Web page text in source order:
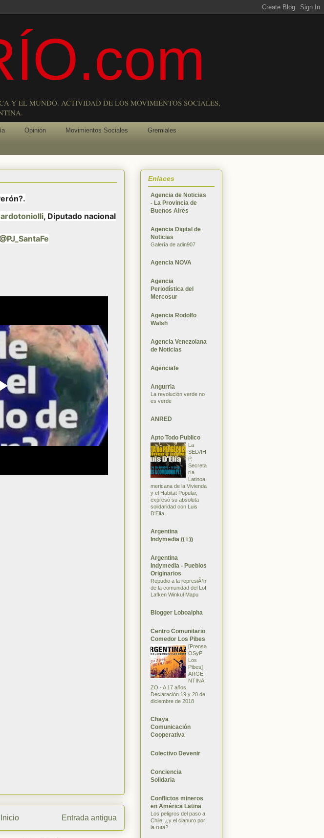
Y EL MUNDO. ACTIVIDAD DE LOS MOVIMIENTOS SOCIALES,
Opinión Movimientos Sociales Gremiales
, Diputado nacional
Entrada antigua
Inicio
Enlaces
Agencia de Noticias
- La Provincia de
Buenos Aires
Agencia Digital de
Noticias
Galería de adin907
Agencia NOVA
Agencia
Periodística del
Mercosur
Agencia Rodolfo
Walsh
Agencia Venezolana
de Noticias
Agenciafe
Angurria
La revolución verde no
es verde
ANRED
Apto Todo Publico
La
SELVIH
P,
Secreta
ría
Latinoa
mericana de la Vivienda
y el Habitat Popular,
expresó su absoluta
solidaridad con Luis
D'Elía
Argentina
Indymedia (( i ))
Argentina
Indymedia - Pueblos
Originarios
Repudio a la represiÃ³n
de la comunidad del Lof
Lafken Winkul Mapu
Blogger Loboalpha
Centro Comunitario
Comedor Los Pibes
[Prensa
OSyP
Los
Pibes]
ARGE
NTINA
ZO - A 17 años,
Declaración 19 y 20 de
diciembre de 2018
Chaya
Comunicación
Cooperativa
Colectivo Devenir
Conciencia
Solidaria
Conflictos mineros
en América Latina
Los peligros del paso a
Chile: ¿y el cianuro por
la ruta?